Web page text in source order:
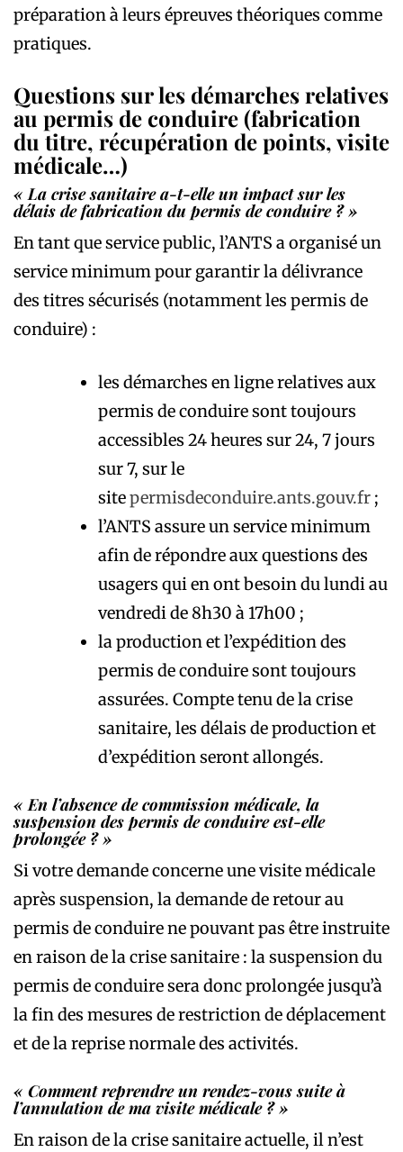
préparation à leurs épreuves théoriques comme
pratiques.
Questions sur les démarches relatives
au permis de conduire (fabrication
du titre, récupération de points, visite
médicale…)
« La crise sanitaire a-t-elle un impact sur les
délais de fabrication du permis de conduire ? »
En tant que service public, l’ANTS a organisé un
service minimum pour garantir la délivrance
des titres sécurisés (notamment les permis de
conduire) :
les démarches en ligne relatives aux
permis de conduire sont toujours
accessibles 24 heures sur 24, 7 jours
sur 7, sur le
sitepermisdeconduire.ants.gouv.fr ;
l’ANTS assure un service minimum
afin de répondre aux questions des
usagers qui en ont besoin du lundi au
vendredi de 8h30 à 17h00 ;
la production et l’expédition des
permis de conduire sont toujours
assurées. Compte tenu de la crise
sanitaire, les délais de production et
d’expédition seront allongés.
« En l’absence de commission médicale, la
suspension des permis de conduire est-elle
prolongée ? »
Si votre demande concerne une visite médicale
après suspension, la demande de retour au
permis de conduire ne pouvant pas être instruite
en raison de la crise sanitaire : la suspension du
permis de conduire sera donc prolongée jusqu’à
la fin des mesures de restriction de déplacement
et de la reprise normale des activités.
« Comment reprendre un rendez-vous suite à
l’annulation de ma visite médicale ? »
En raison de la crise sanitaire actuelle, il n’est